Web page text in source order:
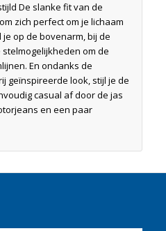
De slanke fit van de
zich perfect om je lichaam
op de bovenarm, bij de
om de
En ondanks de
geïnspireerde look, stijl je de
casual af door de jas
en een paar